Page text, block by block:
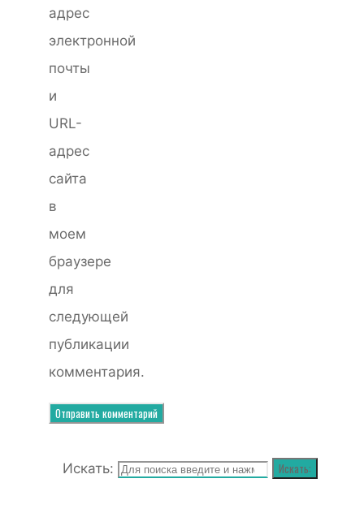
адрес
электронной
почты
и
URL-
адрес
сайта
в
моем
браузере
для
следующей
публикации
комментария.
Искать: Искать: